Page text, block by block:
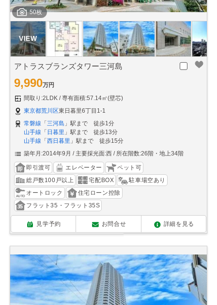
50枚
アトラスブランズタワー三河島
9,990万円
間取り:2LDK
専有面積:57.14㎡(壁芯)
東京都荒川区東日暮里6丁目1-1
常磐線 「三河島 」駅まで 徒歩1分
山手線 「 日暮里 」駅まで 徒歩13分
山手線 「西日暮里 」駅まで 徒歩15分
築年月:2014年9月
主要採光面:西 所在階数:26階・地上34階
即引渡可 エレベーター
ペット可
総戸数100戸以上
宅配BOX
駐車場空あり
オートロック
住宅ローン控除
フラット35・フラット35S
見学予約 お問合せ 詳細を見る